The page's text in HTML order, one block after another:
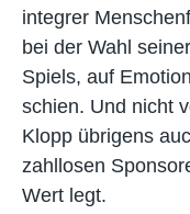
integrer
bei der Wahl
Spiels, auf
schien. Und nicht
Klopp übrigens
zahllosen
Wert legt.